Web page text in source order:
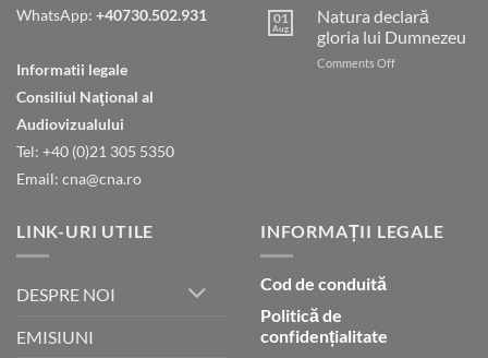
WhatsApp: +40730.502.931
Informatii legale
Consiliul Naţional al
Audiovizualului
Tel: +40 (0)21 305 5350
Email: cna@cna.ro
nostru
care
ești
în
01
Aug
Natura declară
gloria lui Dumnezeu
Comments Offon
LINK-URI UTILE
DESPRE NOI
EMISIUNI
INFORMAȚII LEGALE
Cod de conduită
Politică de
confidențialitate